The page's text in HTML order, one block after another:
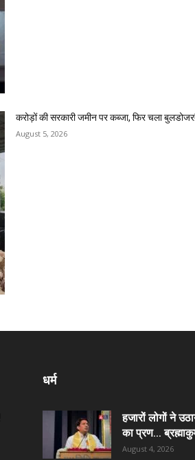
करोड़ों की सरकारी जमीन पर कब्जा, फिर चला
August 5, 2026
धर्म
हजारों लोगों ने
का प्रण…
August 4, 2026